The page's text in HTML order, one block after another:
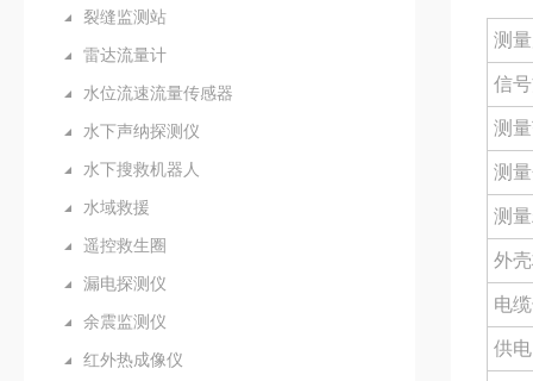
裂缝监测站
雷达流量计
水位流速流量传感器
水下声纳探测仪
水下搜救机器人
水域救援
遥控救生圈
漏电探测仪
余震监测仪
红外热成像仪
测
信
测
测
测
外
电
供